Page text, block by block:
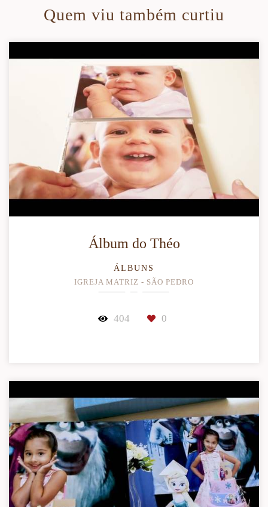
Quem viu também curtiu
Álbum do Théo
ÁLBUNS
IGREJA MATRIZ - SÃO PEDRO
404 0